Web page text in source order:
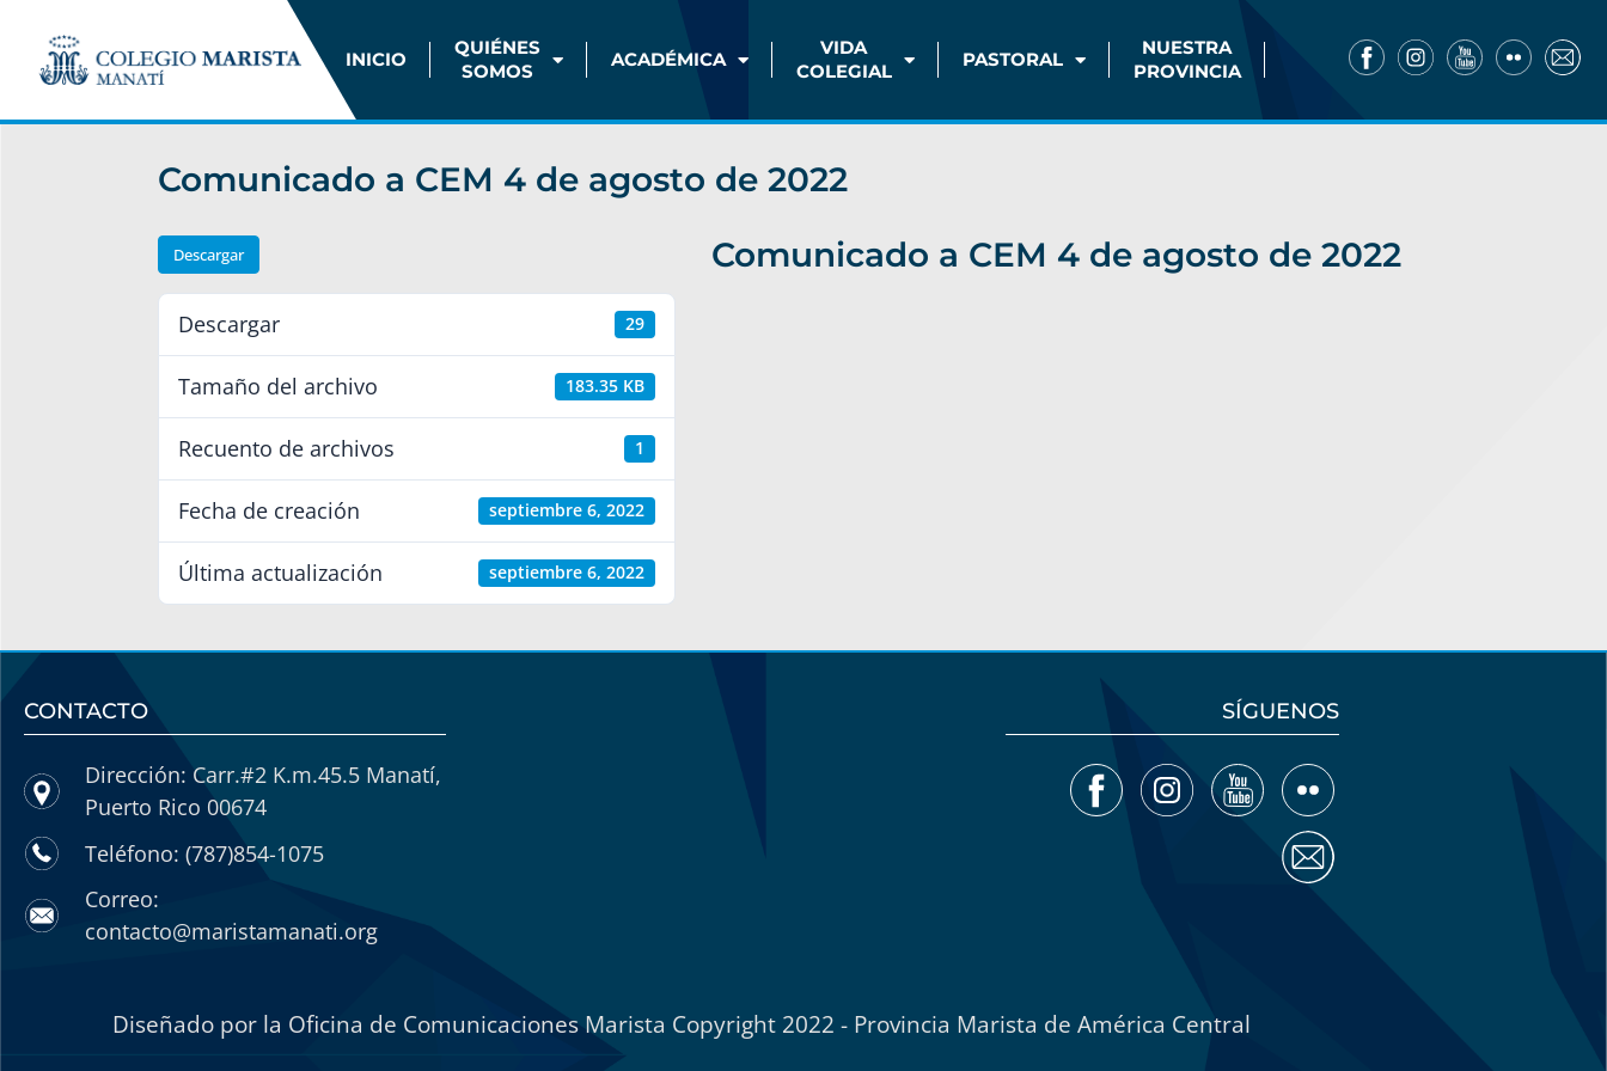
INICIO
QUIÉNES
SOMOS
ACADÉMICA
VIDA
COLEGIAL
PASTORAL
NUESTRA
PROVINCIA
Comunicado a CEM 4 de agosto de 2022
Descargar
Descargar 29
Tamaño del archivo 183.35 KB
Recuento de archivos 1
Fecha de creación septiembre 6, 2022
Última actualización septiembre 6, 2022
Comunicado a CEM 4 de agosto de 2022
CONTACTO
Dirección: Carr.#2 K.m.45.5 Manatí,
Puerto Rico 00674
Teléfono: (787)854-1075
Correo:
contacto@maristamanati.org
SÍGUENOS
Diseñado por la Oficina de Comunicaciones Marista Copyright 2022 - Provincia Marista de América Central